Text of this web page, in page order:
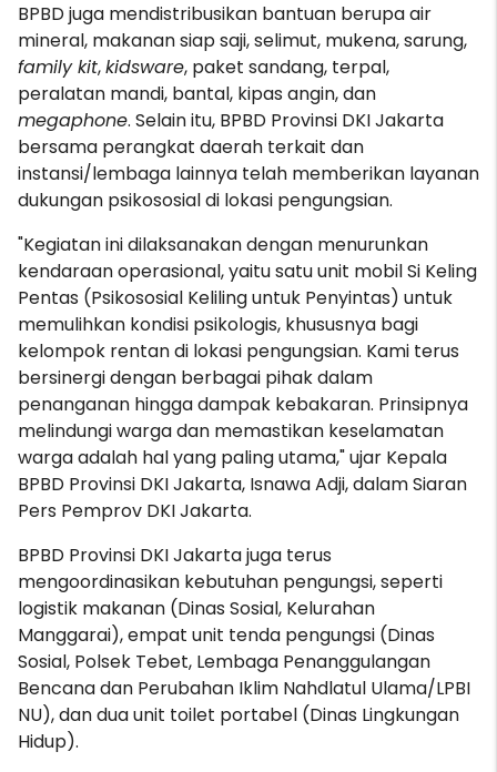
BPBD juga mendistribusikan bantuan berupa air
mineral, makanan siap saji, selimut, mukena, sarung,
family kit,kidsware, paket sandang, terpal,
peralatan mandi, bantal, kipas angin, dan
megaphone. Selain itu, BPBD Provinsi DKI Jakarta
bersama perangkat daerah terkait dan
instansi/lembaga lainnya telah memberikan layanan
dukungan psikososial di lokasi pengungsian.
"Kegiatan ini dilaksanakan dengan menurunkan
kendaraan operasional, yaitu satu unit mobil Si Keling
Pentas (Psikososial Keliling untuk Penyintas) untuk
memulihkan kondisi psikologis, khususnya bagi
kelompok rentan di lokasi pengungsian. Kami terus
bersinergi dengan berbagai pihak dalam
penanganan hingga dampak kebakaran. Prinsipnya
melindungi warga dan memastikan keselamatan
warga adalah hal yang paling utama," ujar Kepala
BPBD Provinsi DKI Jakarta, Isnawa Adji, dalam Siaran
Pers Pemprov DKI Jakarta.
BPBD Provinsi DKI Jakarta juga terus
mengoordinasikan kebutuhan pengungsi, seperti
logistik makanan (Dinas Sosial, Kelurahan
Manggarai), empat unit tenda pengungsi (Dinas
Sosial, Polsek Tebet, Lembaga Penanggulangan
Bencana dan Perubahan Iklim Nahdlatul Ulama/LPBI
NU), dan dua unit toilet portabel (Dinas Lingkungan
Hidup).